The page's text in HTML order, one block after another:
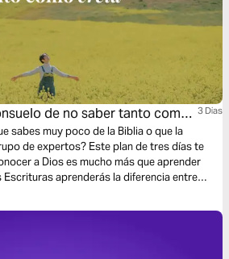
de no saber tanto como
3 Dias
sabes muy poco de la Biblia o que la
de expertos? Este plan de tres días te
a Dios es mucho más que aprender
aprenderás la diferencia entre